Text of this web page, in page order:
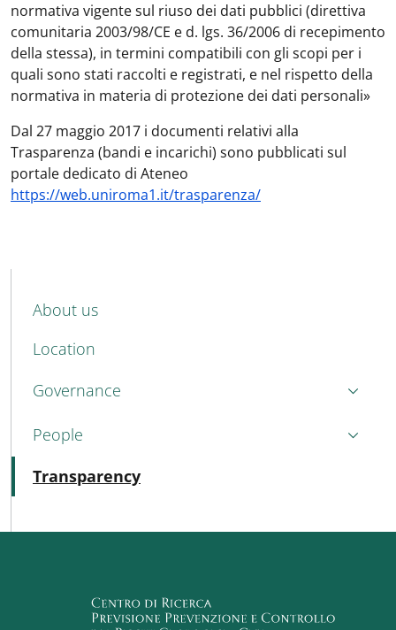
normativa vigente sul riuso dei dati pubblici (direttiva
comunitaria 2003/98/CE e d. lgs. 36/2006 di recepimento
della stessa), in termini compatibili con gli scopi per i
quali sono stati raccolti e registrati, e nel rispetto della
normativa in materia di protezione dei dati personali»
Dal 27 maggio 2017 i documenti relativi alla
Trasparenza (bandi e incarichi) sono pubblicati sul
portale dedicato di Ateneo
https://web.uniroma1.it/trasparenza/
MENU CEV SECOND NAVIGATION
About us
Location
Governance
People
Transparency